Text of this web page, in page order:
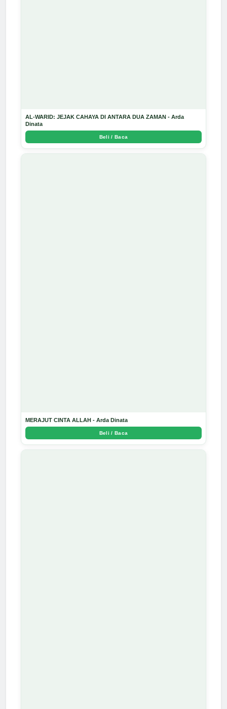
AL-WARID: JEJAK CAHAYA DI ANTARA DUA ZAMAN - Arda
Dinata
Beli / Baca
MERAJUT CINTA ALLAH - Arda Dinata
Beli / Baca